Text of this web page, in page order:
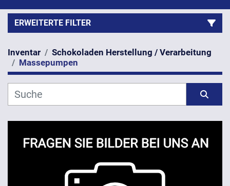
ERWEITERTE FILTER
Kategorie
Hersteller
Inventar
Schokoladen Herstellung / Verarbeitung
Massepumpen